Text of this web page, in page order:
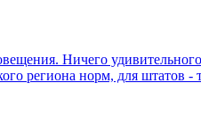
Ничего
региона норм, для штатов -